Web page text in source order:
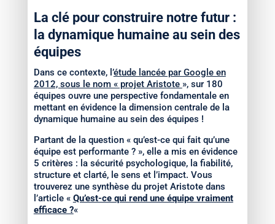
La clé pour construire notre futur :
la dynamique humaine au sein des
équipes
Dans ce contexte, l’étude lancée par Google en
2012, sous le nom « projet Aristote », sur 180
équipes ouvre une perspective fondamentale en
mettant en évidence la dimension centrale de la
dynamique humaine au sein des équipes !
Partant de la question « qu’est-ce qui fait qu’une
équipe est performante ? », elle a mis en évidence
5 critères : la sécurité psychologique, la fiabilité,
structure et clarté, le sens et l’impact. Vous
trouverez une synthèse du projet Aristote dans
l’article « Qu’est-ce qui rend une équipe vraiment
efficace ?«